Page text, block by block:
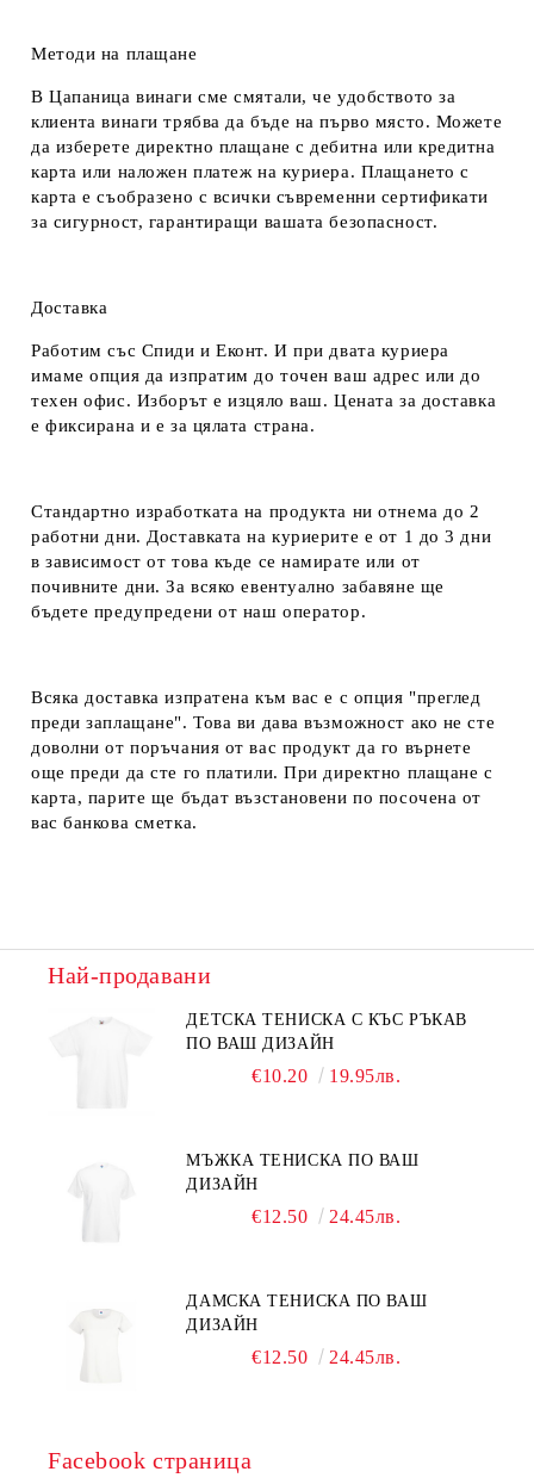
Методи на плащане
В Цапаница винаги сме смятали, че удобството за
клиента винаги трябва да бъде на първо място. Можете
да изберете директно плащане с дебитна или кредитна
карта или наложен платеж на куриера. Плащането с
карта е съобразено с всички съвременни сертификати
за сигурност, гарантиращи вашата безопасност.
Доставка
Работим със Спиди и Еконт. И при двата куриера
имаме опция да изпратим до точен ваш адрес или до
техен офис. Изборът е изцяло ваш. Цената за доставка
е фиксирана и е за цялата страна.
Стандартно изработката на продукта ни отнема до 2
работни дни. Доставката на куриерите е от 1 до 3 дни
в зависимост от това къде се намирате или от
почивните дни. За всяко евентуално забавяне ще
бъдете предупредени от наш оператор.
Всяка доставка изпратена към вас е с опция "преглед
преди заплащане". Това ви дава възможност ако не сте
доволни от поръчания от вас продукт да го върнете
още преди да сте го платили. При директно плащане с
карта, парите ще бъдат възстановени по посочена от
вас банкова сметка.
Най-продавани
ДЕТСКА ТЕНИСКА С КЪС РЪКАВ
ПО ВАШ ДИЗАЙН
€10.20 19.95лв.
МЪЖКА ТЕНИСКА ПО ВАШ
ДИЗАЙН
€12.50 24.45лв.
ДАМСКА ТЕНИСКА ПО ВАШ
ДИЗАЙН
€12.50 24.45лв.
Facebook страница